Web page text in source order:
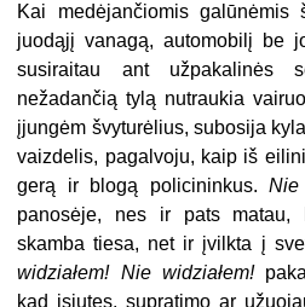
Kai medėjančiomis
juodąjį vanagą, automobilį be
susiraitau ant užpakalinės
nežadančią tylą nutraukia
įjungėm švyturėlius, subosija
vaizdelis, pagalvoju, kaip iš
gerą ir blogą policininkus.Nie
panosėje, nes ir pats matau,
skamba tiesa, net ir įvilkta į
widziałem! Nie widziałem!
kad įsiutęs, supratimo ar